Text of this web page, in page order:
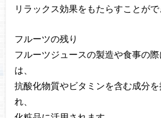
リラックス効果をもたらすことがで
フルーツの残り
フルーツジュースの製造や食事の
は、
抗酸化物質やビタミンを含む成分
れ、